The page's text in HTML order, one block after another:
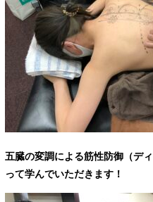
五臓の変調による筋性防御（デ
って学んでいただきます！